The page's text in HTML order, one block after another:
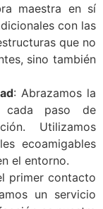
maestra en sí
con las
que no
sino también
: Abrazamos la
cada paso de
Utilizamos
ecoamigables
el entorno.
primer contacto
un servicio